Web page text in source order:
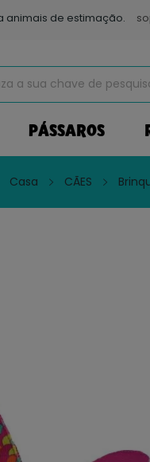
animais de estimação.
PÁSSAROS
Casa CÃES